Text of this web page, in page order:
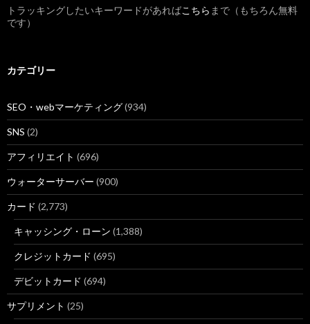
トラッキングしたいキーワードがあればこちら まで（もちろん無料
です）
カテゴリー
SEO・webマーケティング(934)
SNS (2)
アフィリエイト (696)
ウォーターサーバー (900)
カード (2,773)
キャッシング・ローン (1,388)
クレジットカード (695)
デビットカード (694)
サプリメント (25)